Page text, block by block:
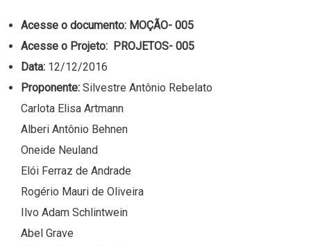
Acesse o documento: MOÇÃO- 005
Acesse o Projeto: PROJETOS- 005
Data: 12/12/2016
Proponente: Silvestre Antônio Rebelato
Carlota Elisa Artmann
Alberi Antônio Behnen
Oneide Neuland
Elói Ferraz de Andrade
Rogério Mauri de Oliveira
Ilvo Adam Schlintwein
Abel Grave